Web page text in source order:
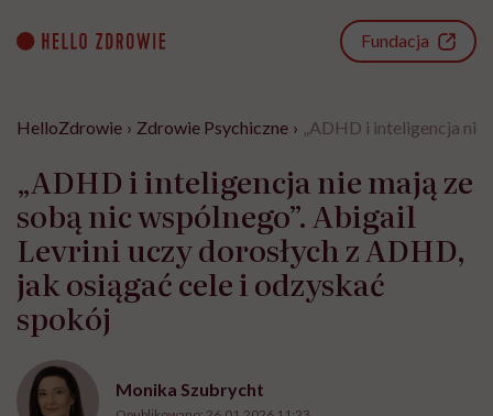
content
Fundacja
HelloZdrowie › Zdrowie Psychiczne › „ADHD i inteligencja nie
„ADHD i inteligencja nie mają ze
sobą nic wspólnego”. Abigail
Levrini uczy dorosłych z ADHD,
jak osiągać cele i odzyskać
spokój
Monika Szubrycht